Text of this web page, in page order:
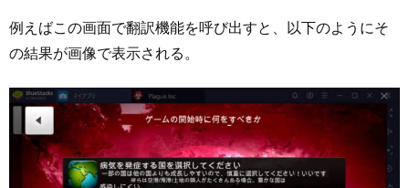
例えばこの画面で翻訳機能を呼び出すと、以下のようにそ
の結果が画像で表示される。